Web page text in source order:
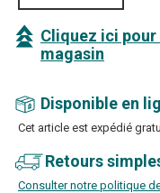
Cliquez ici
magasin
Disponible en
Cet article est expédié
Retours
Consulter notre politique